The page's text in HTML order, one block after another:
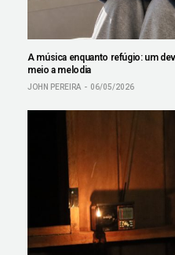
A música enquanto refúgio: um
meio a melodia
JOHN PEREIRA 06/05/2026